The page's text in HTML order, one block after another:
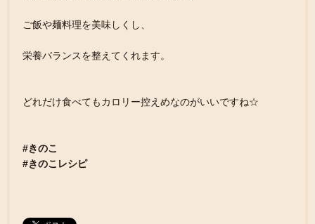
ご飯や麺料理を美味しくし、
栄養バランスを整えてくれます。
どれだけ食べてもカロリー控えめなのがいいですね☆
#きのこ
#きのこレシピ